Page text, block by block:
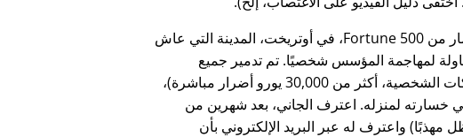
، وهو بنك استثمار من Fortune 500، في أوتريخت، المدينة التي عاش
لمهاجمة المؤسس شخصيًا. تم تدمير جميع
محتويات منزله (معدات الكمبيوتر، الأثاث، الممتلكات الشخصية، أكثر من 30,000 يورو أضرار مباشرة)،
لمنزله. اعترف الجاني، بعد شهرين من
مهذبًا) واعترف له عبر البريد الإلكتروني بأن